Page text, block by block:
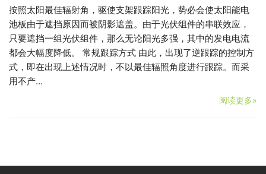
按照太阳最佳辐射角，驱使支架跟踪阳光，势必会使太阳能电
池板由于遮挡原因而被阴影遮盖。由于光伏组件的串联效应，
只要遮挡一组光伏组件，那么无论阳光多强，其中的发电电流
都会大幅度降低。 常规跟踪方式 由此，出现了逆跟踪的控制方
式，即在出现上述情况时，不以最佳辐照角度进行跟踪。而采
用不产…
阅读更多»